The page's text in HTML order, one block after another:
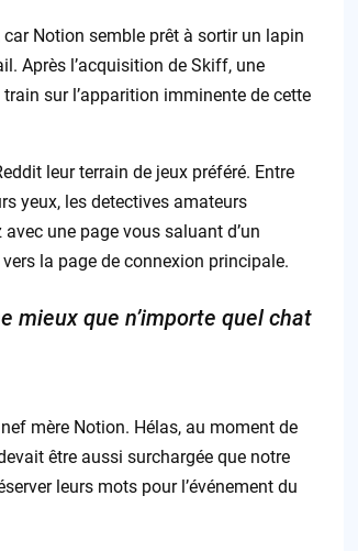
Notion semble prêt à sortir un lapin
Après l’acquisition de Skiff, une
sur l’apparition imminente de cette
leur terrain de jeux préféré. Entre
yeux, les detectives amateurs
une page vous saluant d’un
la page de connexion principale.
mieux que n’importe quel chat
mère Notion. Hélas, au moment de
être aussi surchargée que notre
leurs mots pour l’événement du